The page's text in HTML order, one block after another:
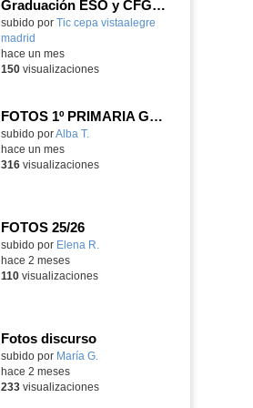
Graduación ESO y CFGB 2026
subido por Tic cepa vistaalegre
madrid
hace un mes
150visualizaciones
FOTOS 1º PRIMARIA GONZALO DE BERCEO
subido porAlba T.
hace un mes
316visualizaciones
FOTOS 25/26
Contenido educativo.
subido por Elena R.
hace 2 meses
110visualizaciones
Fotos discurso
Contenido educativo.
subido por María G.
hace 2 meses
233visualizaciones